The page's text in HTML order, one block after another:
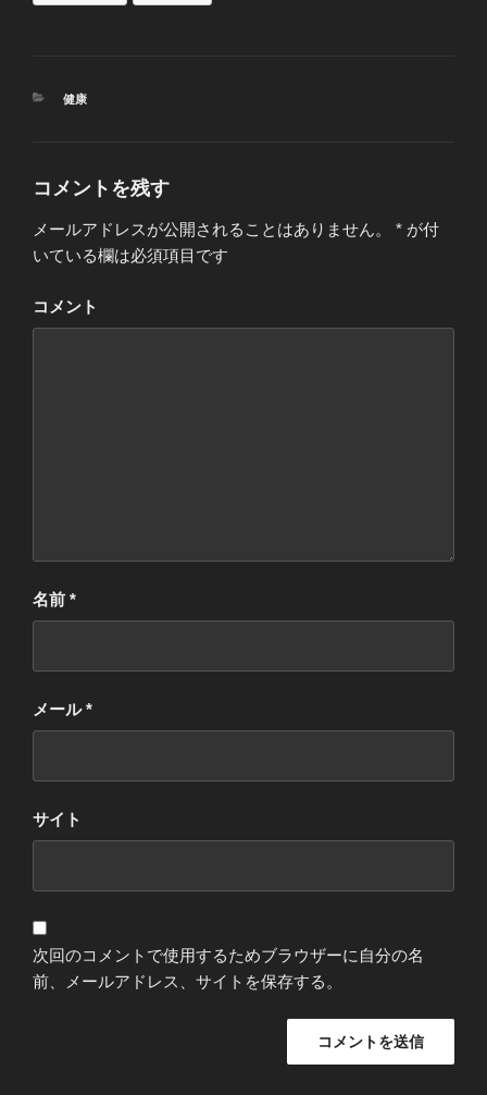
カ
ー
健康
コメントを残す
メールアドレスが公開されることはありません。 * が付
いている欄は必須項目です
コメント
名前 *
メール*
サイト
次回のコメントで使用するためブラウザーに自分の名
前、メールアドレス、サイトを保存する。